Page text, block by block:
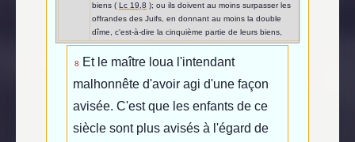
biens ( Lc 19,8 ); ou ils doivent au moins surpasser les
offrandes des Juifs, en donnant au moins la double
dîme, c'est-à-dire la cinquième partie de leurs biens,
8
Et le maître loua l'intendant
malhonnête d'avoir agi d'une façon
avisée. C'est que les enfants de ce
siècle sont plus avisés à l'égard de